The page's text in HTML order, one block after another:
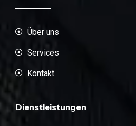
Über uns
Services
Kontakt
Dienstleistungen